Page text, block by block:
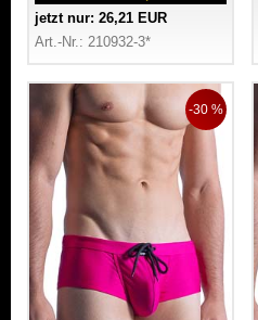
jetzt nur: 26,21 EUR
Art.-Nr.: 210932-3*
-30 %